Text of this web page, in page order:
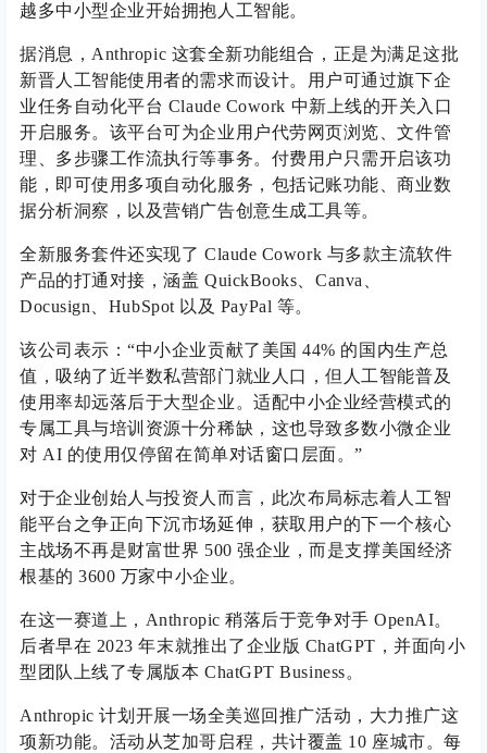
越多中小型企业开始拥抱人工智能。
据消息，Anthropic 这套全新功能组合，正是为满足这批
新晋人工智能使用者的需求而设计。用户可通过旗下企
业任务自动化平台 Claude Cowork 中新上线的开关入口
开启服务。该平台可为企业用户代劳网页浏览、文件管
理、多步骤工作流执行等事务。付费用户只需开启该功
能，即可使用多项自动化服务，包括记账功能、商业数
据分析洞察，以及营销广告创意生成工具等。
全新服务套件还实现了 Claude Cowork 与多款主流软件
产品的打通对接，涵盖 QuickBooks、Canva、
Docusign、HubSpot 以及 PayPal 等。
该公司表示：“中小企业贡献了美国 44% 的国内生产总
值，吸纳了近半数私营部门就业人口，但人工智能普及
使用率却远落后于大型企业。适配中小企业经营模式的
专属工具与培训资源十分稀缺，这也导致多数小微企业
对 AI 的使用仅停留在简单对话窗口层面。”
对于企业创始人与投资人而言，此次布局标志着人工智
能平台之争正向下沉市场延伸，获取用户的下一个核心
主战场不再是财富世界 500 强企业，而是支撑美国经济
根基的 3600 万家中小企业。
在这一赛道上，Anthropic 稍落后于竞争对手 OpenAI。
后者早在 2023 年末就推出了企业版 ChatGPT，并面向小
型团队上线了专属版本 ChatGPT Business。
Anthropic 计划开展一场全美巡回推广活动，大力推广这
项新功能。活动从芝加哥启程，共计覆盖 10 座城市。每